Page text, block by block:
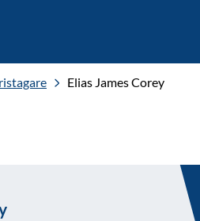
Elias James Corey